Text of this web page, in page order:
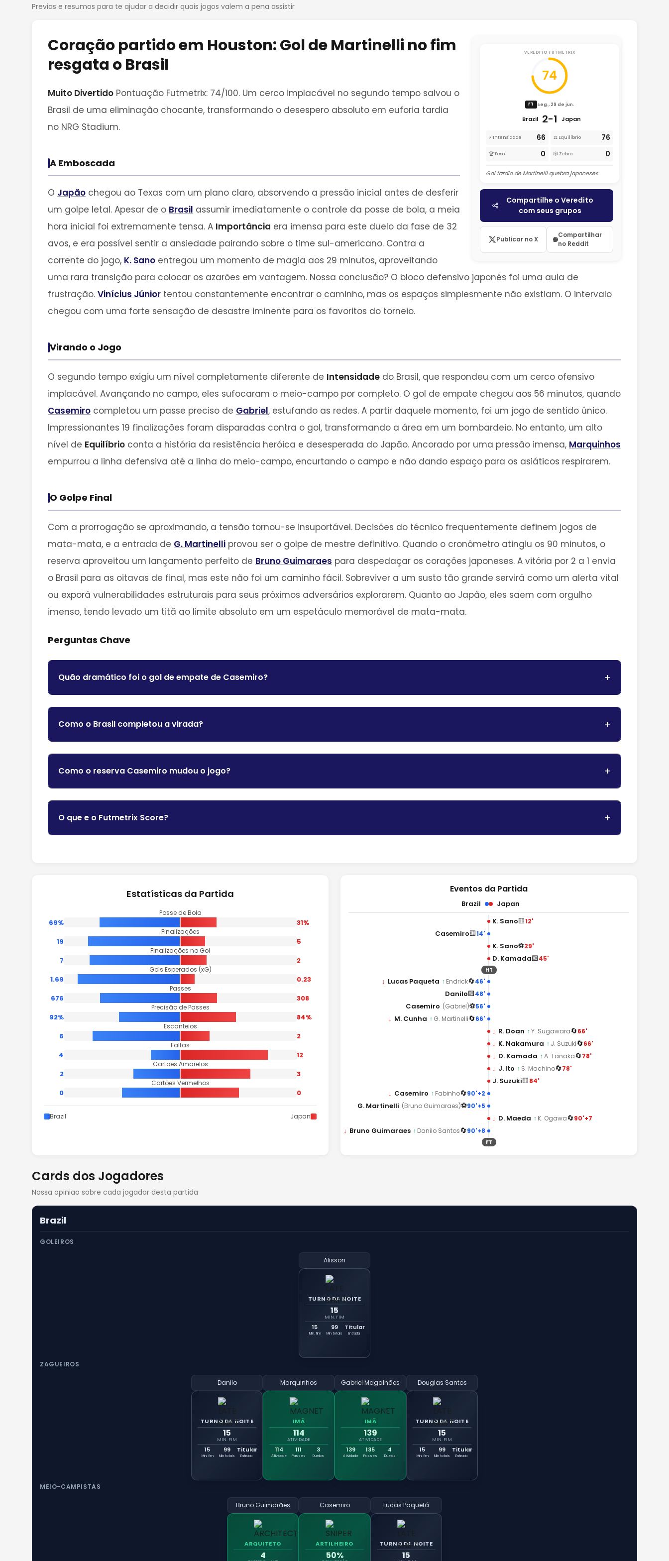
Previas e resumos para te ajudar a decidir quais jogos valem a pena assistir
VEREDITO FUTMETRIX
74
FT seg., 29 de jun.
Brazil 2-1 Japan
⚡ Intensidade 66 ⚖️ Equilíbrio 76
🏆 Peso 0 🎲 Zebra 0
Gol tardio de Martinelli quebra japoneses.
Compartilhe o Veredito
com seus grupos
Publicar no X
Compartilhar
no Reddit
Coração partido em Houston: Gol de Martinelli no fim
resgata o Brasil
Muito Divertido Pontuação Futmetrix: 74/100. Um cerco implacável no segundo tempo salvou o
Brasil de uma eliminação chocante, transformando o desespero absoluto em euforia tardia
no NRG Stadium.
A Emboscada
O Japão chegou ao Texas com um plano claro, absorvendo a pressão inicial antes de desferir
um golpe letal. Apesar de o Brasil assumir imediatamente o controle da posse de bola, a meia
hora inicial foi extremamente tensa. A Importância era imensa para este duelo da fase de 32
avos, e era possível sentir a ansiedade pairando sobre o time sul-americano. Contra a
corrente do jogo, K. Sano entregou um momento de magia aos 29 minutos, aproveitando
uma rara transição para colocar os azarões em vantagem. Nossa conclusão? O bloco defensivo japonês foi uma aula de
frustração. Vinícius Júnior tentou constantemente encontrar o caminho, mas os espaços simplesmente não existiam. O intervalo
chegou com uma forte sensação de desastre iminente para os favoritos do torneio.
Virando o Jogo
O segundo tempo exigiu um nível completamente diferente de Intensidade do Brasil, que respondeu com um cerco ofensivo
implacável. Avançando no campo, eles sufocaram o meio-campo por completo. O gol de empate chegou aos 56 minutos, quando
Casemiro completou um passe preciso de Gabriel, estufando as redes. A partir daquele momento, foi um jogo de sentido único.
Impressionantes 19 finalizações foram disparadas contra o gol, transformando a área em um bombardeio. No entanto, um alto
nível de Equilíbrio conta a história da resistência heróica e desesperada do Japão. Ancorado por uma pressão imensa, Marquinhos
empurrou a linha defensiva até a linha do meio-campo, encurtando o campo e não dando espaço para os asiáticos respirarem.
O Golpe Final
Com a prorrogação se aproximando, a tensão tornou-se insuportável. Decisões do técnico frequentemente definem jogos de
mata-mata, e a entrada de G. Martinelli provou ser o golpe de mestre definitivo. Quando o cronômetro atingiu os 90 minutos, o
reserva aproveitou um lançamento perfeito de Bruno Guimaraes para despedaçar os corações japoneses. A vitória por 2 a 1 envia
o Brasil para as oitavas de final, mas este não foi um caminho fácil. Sobreviver a um susto tão grande servirá como um alerta vital
ou exporá vulnerabilidades estruturais para seus próximos adversários explorarem. Quanto ao Japão, eles saem com orgulho
imenso, tendo levado um titã ao limite absoluto em um espetáculo memorável de mata-mata.
Perguntas Chave
Quão dramático foi o gol de empate de Casemiro?
Como o Brasil completou a virada?
Como o reserva Casemiro mudou o jogo?
O que e o Futmetrix Score?
Estatísticas da Partida
Posse de Bola
69% 31%
Finalizações
19 5
Finalizações no Gol
7 2
Gols Esperados (xG)
1.69 0.23
Passes
676 308
Precisão de Passes
92% 84%
Escanteios
6 2
Faltas
4 12
Cartões Amarelos
2 3
Cartões Vermelhos
0 0
Brazil Japan
Eventos da Partida
Brazil
Japan
K. Sano🟨12'
14'
🟨
Casemiro
K. Sano⚽29'
D. Kamada🟨45'
HT
46'
🔄
↓ Lucas Paqueta ↑ Endrick
48'
🟨
Danilo
56'
⚽
Casemiro (Gabriel)
66'
🔄
↓ M. Cunha ↑ G. Martinelli
↓ R. Doan ↑Y. Sugawara🔄66'
↓ K. Nakamura ↑ J. Suzuki🔄66'
↓ D. Kamada ↑A. Tanaka🔄78'
↓ J. Ito ↑ S. Machino🔄78'
J. Suzuki🟨84'
90'+2
🔄
↓ Casemiro ↑ Fabinho
90'+5
⚽
G. Martinelli (Bruno Guimaraes)
↓ D. Maeda ↑ K. Ogawa🔄90'+7
90'+8
🔄
↓ Bruno Guimaraes ↑ Danilo Santos
FT
Cards dos Jogadores
Nossa opiniao sobre cada jogador desta partida
Brazil
GOLEIROS
Alisson
TURNO DA NOITE
15
MIN. FIM
15
Min. fim
99
Min totais
Titular
Entrada
ZAGUEIROS
Danilo
TURNO DA NOITE
15
MIN. FIM
15
Min. fim
99
Min totais
Titular
Entrada
Marquinhos
IMÃ
114
ATIVIDADE
114
Atividade
111
Passes
3
Duelos
Gabriel Magalhães
IMÃ
139
ATIVIDADE
139
Atividade
135
Passes
4
Duelos
Douglas Santos
TURNO DA NOITE
15
MIN. FIM
15
Min. fim
99
Min totais
Titular
Entrada
MEIO-CAMPISTAS
Bruno Guimarães
ARQUITETO
4
Casemiro
ARTILHEIRO
50%
Lucas Paquetá
TURNO DA NOITE
15